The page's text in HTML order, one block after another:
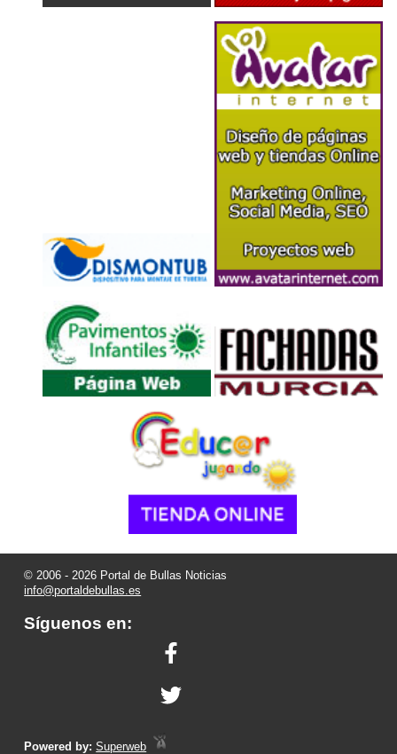
© 2006 - 2026 Portal de Bullas Noticias
info@portaldebullas.es
Síguenos en:
Powered by:Superweb